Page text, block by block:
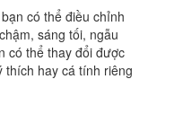
có thể điều chỉnh
sáng tối, ngẫu
có thể thay đổi được
thích hay cá tính riêng